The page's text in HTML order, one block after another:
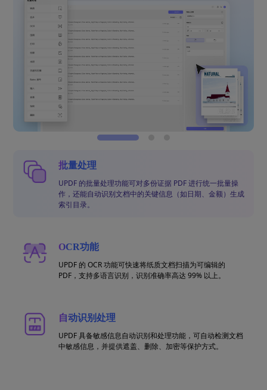
批量处理
UPDF 的批量处理功能可对多份证据 PDF 进行统一批量操
作，还能自动识别文档中的关键信息（如日期、金额）生成
索引目录。
OCR功能
UPDF 的 OCR 功能可快速将纸质文档扫描为可编辑的
PDF，支持多语言识别，识别准确率高达 99% 以上。
自动识别处理
UPDF 具备敏感信息自动识别和处理功能，可自动检测文档
中敏感信息，并提供遮盖、删除、加密等保护方式。